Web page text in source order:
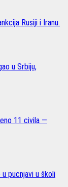
Rusiji i Iranu.
u Srbiju,
11 civila —
pucnjavi u školi